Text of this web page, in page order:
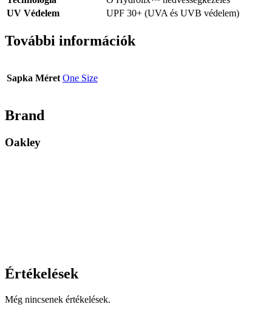
UV Védelem
UPF 30+ (UVA és UVB védelem)
További információk
Sapka Méret One Size
Brand
Oakley
Értékelések
Még nincsenek értékelések.